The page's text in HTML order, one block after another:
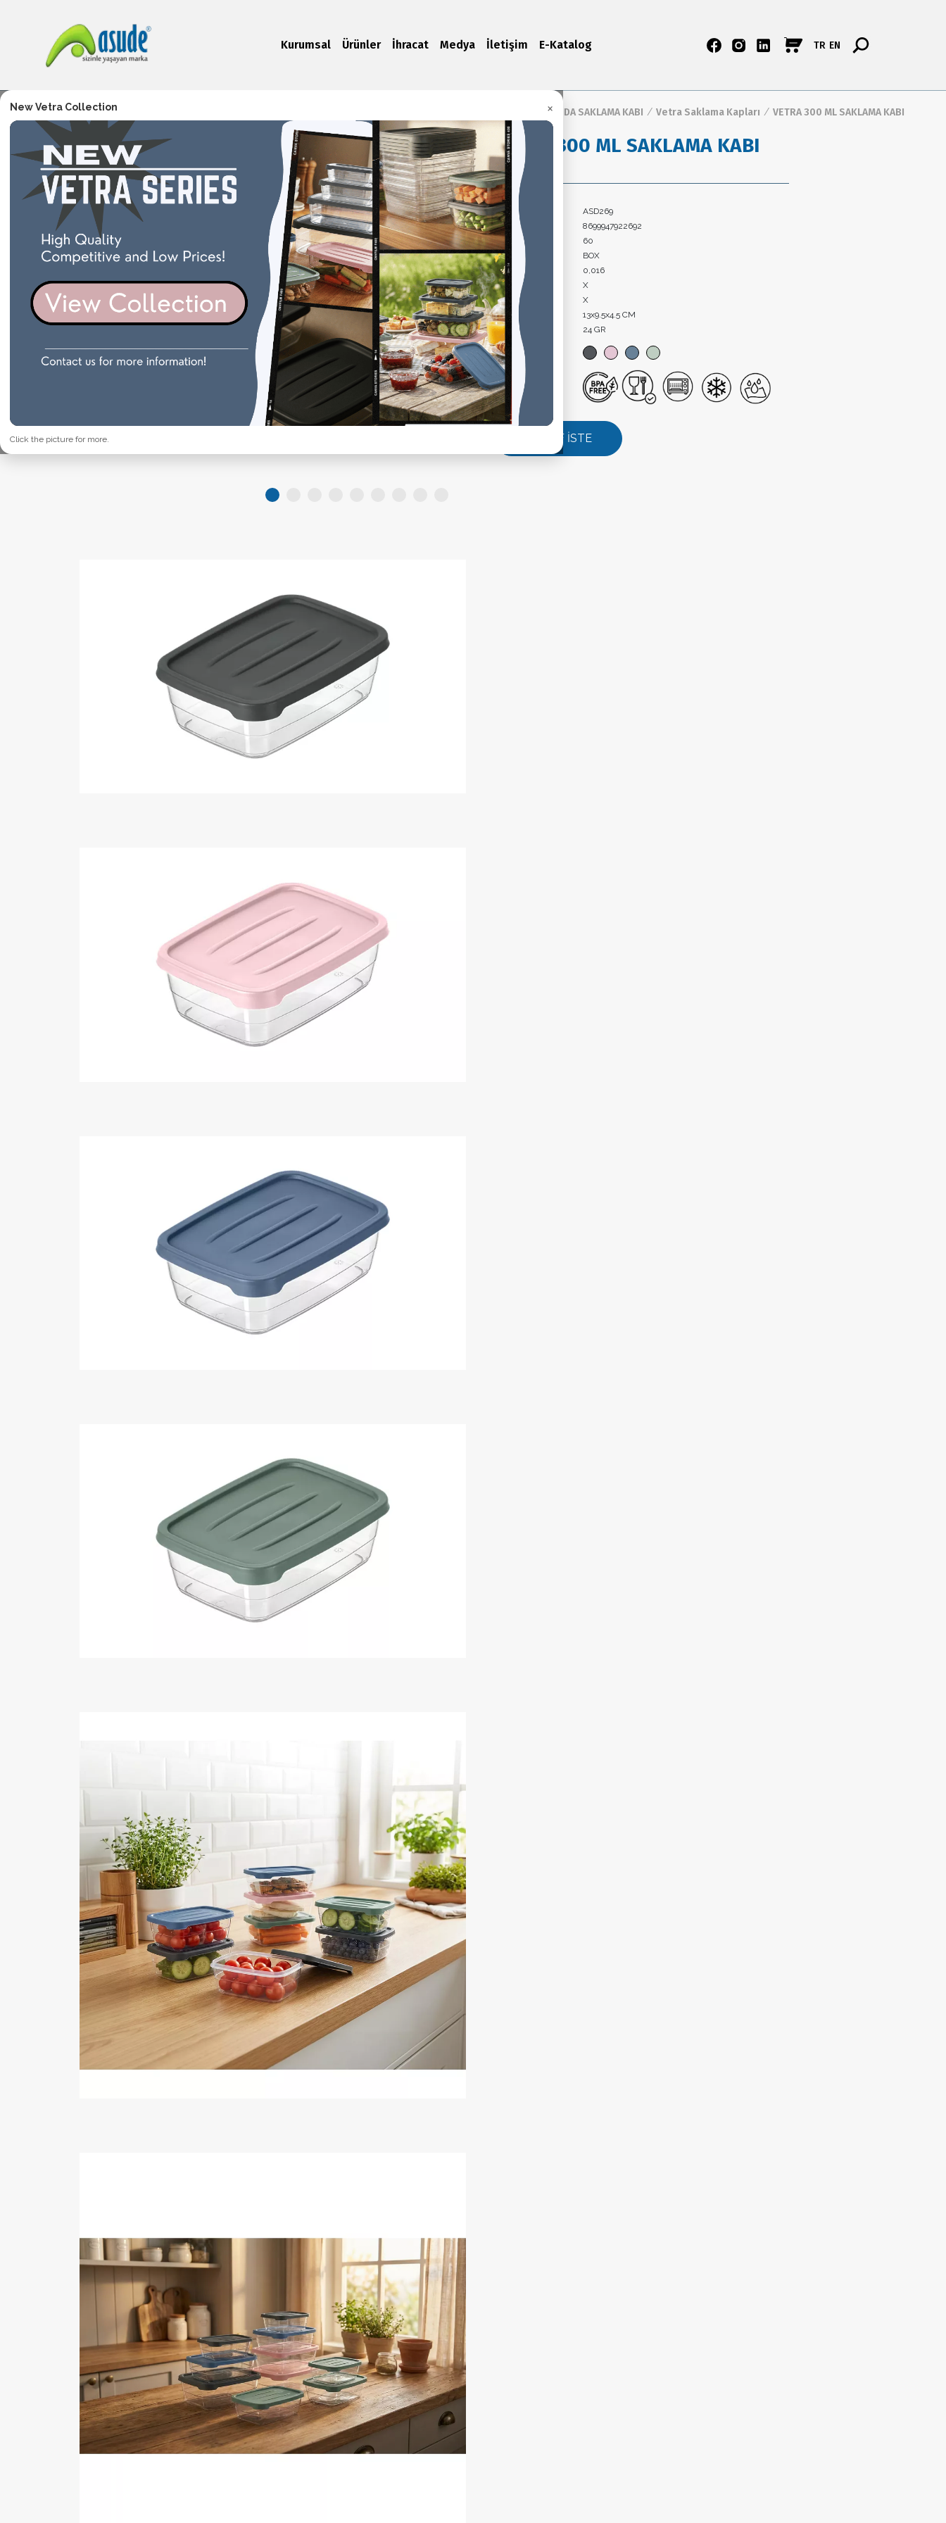
New Vetra Collection ×
Click the picture for more.
Kurumsal Ürünler İhracat Medya İletişim E-Katalog TR EN
/ GIDA SAKLAMA KABI / Vetra Saklama Kapları / VETRA 300 ML SAKLAMA KABI
VETRA 300 ML SAKLAMA KABI
Ürün Kodu:
ASD269
Barkod:
8699947922692
Koli İçi Adet:
60
Paket Tipi:
BOX
Koli Hacim:
0,016
Koli Brüt Ağırlık:
X
Koli Net Ağırlık:
X
Ürün Ölçüleri:
13x9.5x4.5 CM
Ürün Ağırlık:
24 GR
Renk:
Özellik:
TEKLİF İSTE